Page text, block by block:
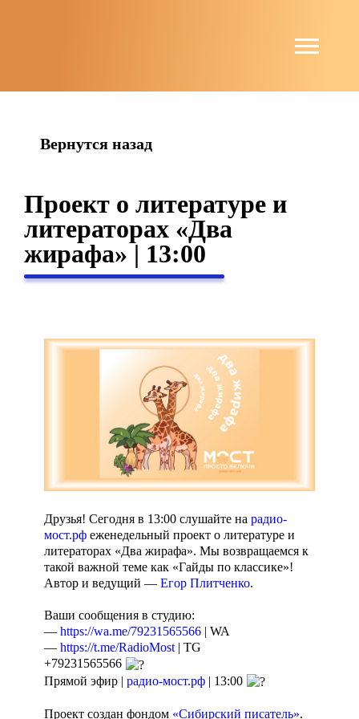
Вернутся назад
Проект о литературе и
литераторах «Два
жирафа» | 13:00
Друзья! Сегодня в 13:00 слушайте на радио-
мост.рф еженедельный проект о литературе и
литераторах «Два жирафа». Мы возвращаемся к
такой важной теме как «Гайды по классике»!
Автор и ведущий — Егор Плитченко.
Ваши сообщения в студию:
— https://wa.me/79231565566 | WA
— https://t.me/RadioMost | TG
+79231565566
Прямой эфир | радио-мост.рф | 13:00
Проект создан фондом «Сибирский писатель».